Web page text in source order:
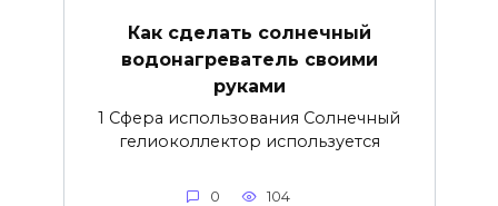
Как сделать солнечный
водонагреватель своими
руками
1 Сфера использования Солнечный
гелиоколлектор используется
0 104